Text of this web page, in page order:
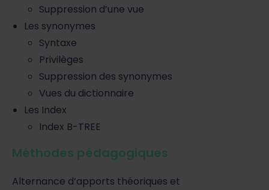
Suppression d’une vue
Les synonymes
Syntaxe
Privilèges
Suppression des synonymes
Vues du dictionnaire
Les Index
Index B-TREE
Méthodes pédagogiques
Alternance d’apports théoriques et